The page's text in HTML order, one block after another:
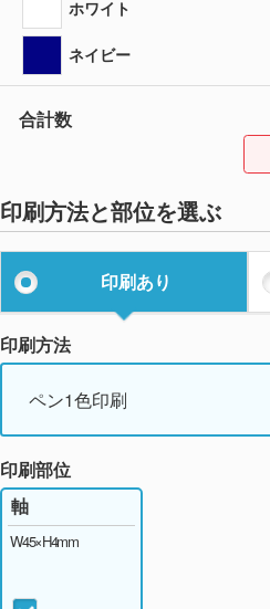
ホワイト
ネイビー
合計数
印刷方法と部位を選ぶ
印刷あり
印刷方法
ペン1色印刷
印刷部位
軸
W45×H4mm